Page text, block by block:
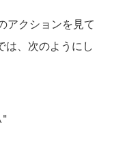
アクションを見て
は、次のようにし